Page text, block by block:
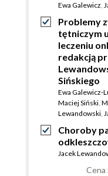
Ewa Galewicz,
Problemy
tętniczym
leczeniu
redakcją
Sińskiego
Ewa Galewicz-
Maciej Siński,
Lewandowski,
Choroby
Jacek
Cena